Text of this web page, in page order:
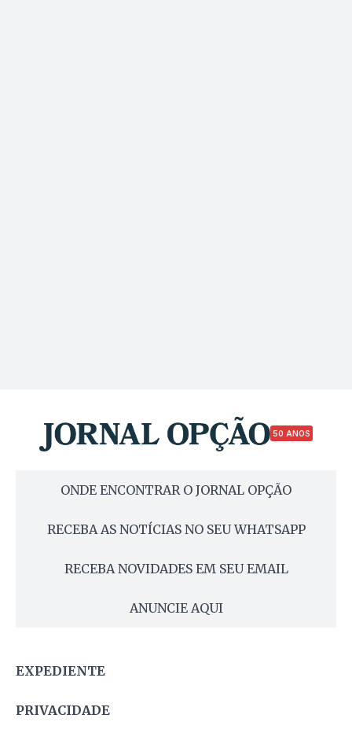
50 ANOS
ONDE ENCONTRAR O JORNAL OPÇÃO
RECEBA AS NOTÍCIAS NO SEU WHATSAPP
RECEBA NOVIDADES EM SEU EMAIL
ANUNCIE AQUI
EXPEDIENTE
PRIVACIDADE